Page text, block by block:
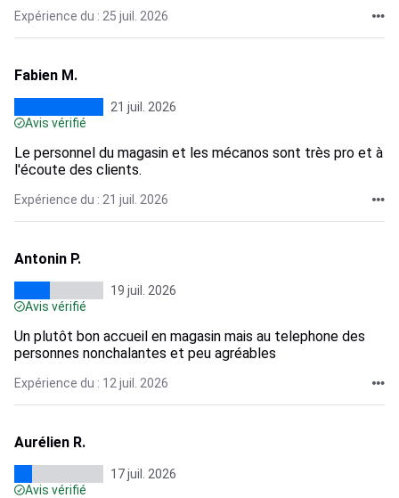
Expérience du : 25 juil. 2026
Fabien M.
21 juil. 2026
Avis vérifié
Le personnel du magasin et les mécanos sont très pro et à
l'écoute des clients.
Expérience du : 21 juil. 2026
Antonin P.
19 juil. 2026
Avis vérifié
Un plutôt bon accueil en magasin mais au telephone des
personnes nonchalantes et peu agréables
Expérience du : 12 juil. 2026
Aurélien R.
17 juil. 2026
Avis vérifié